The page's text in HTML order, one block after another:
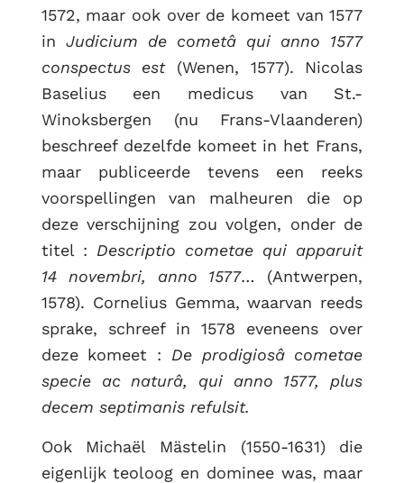
1572, maar ook over de komeet van 1577
in Judicium de cometâ qui anno 1577
conspectus est(Wenen, 1577). Nicolas
Baselius een medicus van St.-
Winoksbergen (nu Frans-Vlaanderen)
beschreef dezelfde komeet in het Frans,
maar publiceerde tevens een reeks
voorspellingen van malheuren die op
deze verschijning zou volgen, onder de
titel : Descriptio cometae qui apparuit
14 novembri, anno 1577… (Antwerpen,
1578). Cornelius Gemma, waarvan reeds
sprake, schreef in 1578 eveneens over
deze komeet : De prodigiosâ cometae
specie ac naturâ, qui anno 1577, plus
decem septimanis refulsit.
Ook Michaël Mästelin (1550-1631) die
eigenlijk teoloog en dominee was, maar